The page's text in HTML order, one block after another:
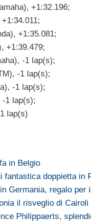
+1:32.196;
+1:35.081;
+1:39.479;
-1 lap(s);
-1 lap(s);
-1 lap(s);
-1 lap(s);
lap(s)
in Belgio
fantastica doppietta in
Germania, regalo per
il risveglio di Cairoli
Philippaerts,